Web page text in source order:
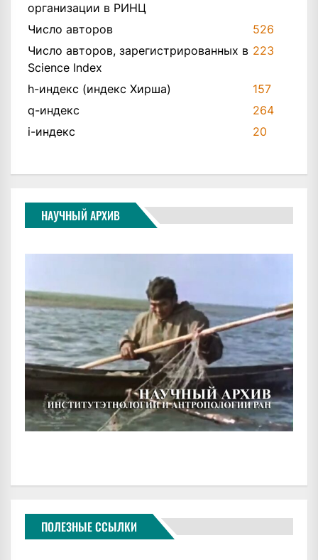
организации в РИНЦ
Число авторов
526
Число авторов, зарегистрированных в
Science Index
223
h-индекс (индекс Хирша)
157
q-индекс
264
i-индекс
20
НАУЧНЫЙ АРХИВ
ПОЛЕЗНЫЕ ССЫЛКИ